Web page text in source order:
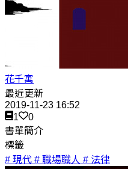
花千寓
最近更新
2019-11-23 16:52
1
0
書單簡介
標籤
# 現代 # 職場職人 # 法律